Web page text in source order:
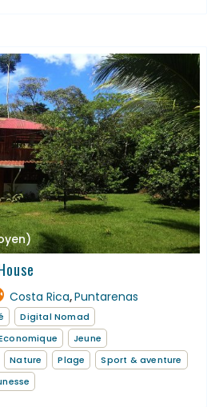
Costa Rica,Puntarenas
Digital Nomad
Jeune
Nature Plage
Sport & aventure